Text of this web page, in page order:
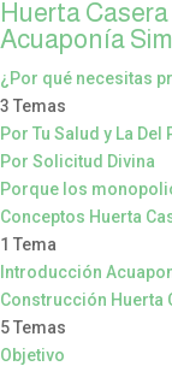
Huerta
Acuaponía
¿Por qué necesitas
3 Temas
Por Tu Salud y La Del
Por Solicitud Divina
Porque los
Conceptos Huerta
1 Tema
Introducción
Construcción Huerta
5 Temas
Objetivo